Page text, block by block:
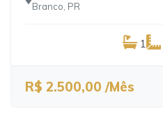
Branco, PR
1
R$ 2.500,00 /Mês